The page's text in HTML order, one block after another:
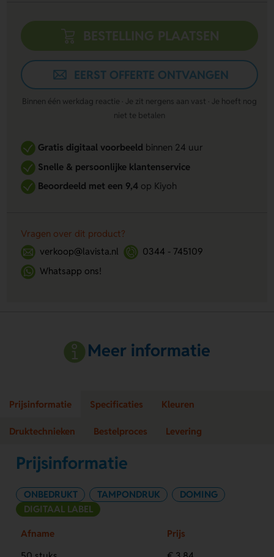
BESTELLING PLAATSEN
EERST OFFERTE ONTVANGEN
Binnen één werkdag reactie · Je zit nergens aan vast · Je hoeft nog
niet te betalen
Gratis digitaal voorbeeldbinnen 24 uur
Snelle & persoonlijke klantenservice
Beoordeeld met een 9,4op Kiyoh
Vragen over dit product?
verkoop@lavista.nl
0344 - 745109
Whatsapp ons!
Meer informatie
Prijsinformatie Specificaties Kleuren
Druktechnieken Bestelproces Levering
Prijsinformatie
ONBEDRUKT TAMPONDRUK
DOMING
DIGITAAL LABEL
Afname
Prijs